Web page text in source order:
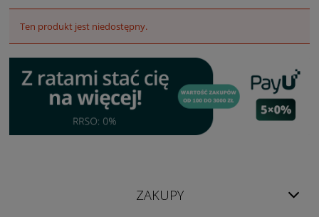
Ten produkt jest niedostępny.
ZAKUPY